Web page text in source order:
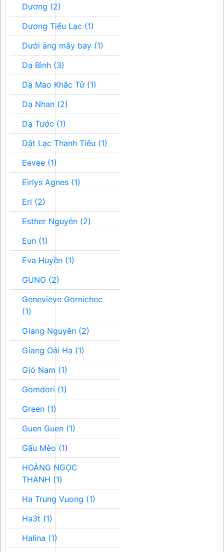
Dương (2)
Dương Tiểu Lạc (1)
Dưới áng mây bay (1)
Dạ Bình (3)
Dạ Mao Khắc Tử (1)
Dạ Nhan (2)
Dạ Tước (1)
Dật Lạc Thanh Tiêu (1)
Eevee (1)
Eirlys Agnes (1)
Eri (2)
Esther Nguyễn (2)
Eun (1)
Eva Huyền (1)
GUNO (2)
Genevieve Gornichec
(1)
Giang Nguyên (2)
Giang Oải Hạ (1)
Gió Nam (1)
Gomdori (1)
Green (1)
Guen Guen (1)
Gấu Mèo (1)
HOÀNG NGỌC
THANH (1)
Ha Trung Vuong (1)
Ha3t (1)
Halina (1)